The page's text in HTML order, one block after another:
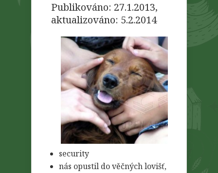
Publikováno: 27.1.2013,
aktualizováno: 5.2.2014
security
nás opustil do věčných lovišť,